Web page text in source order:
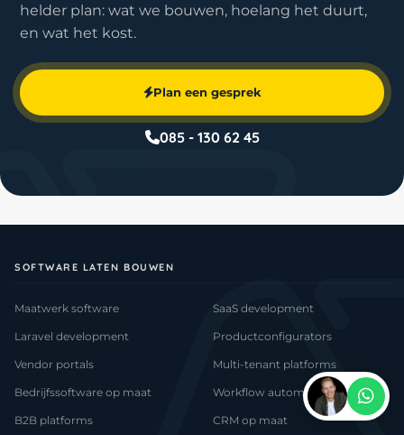
helder plan: wat we bouwen, hoelang het duurt,
en wat het kost.
Plan een gesprek
085 - 130 62 45
SOFTWARE LATEN BOUWEN
Maatwerk software
Laravel development
Vendor portals
Bedrijfssoftware op maat
B2B platforms
SaaS development
Productconfigurators
Multi-tenant platforms
Workflow automatisering
CRM op maat